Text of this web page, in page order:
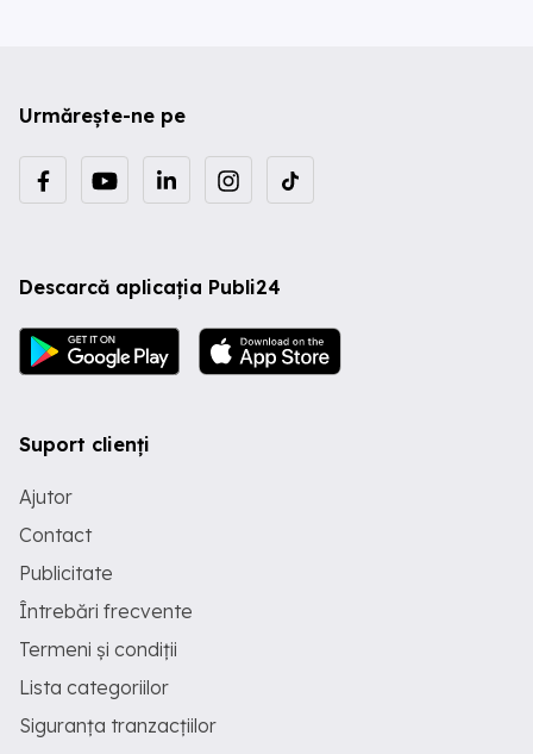
Urmărește-ne pe
Descarcă aplicația Publi24
Suport clienți
Ajutor
Contact
Publicitate
Întrebări frecvente
Termeni și condiții
Lista categoriilor
Siguranța tranzacțiilor